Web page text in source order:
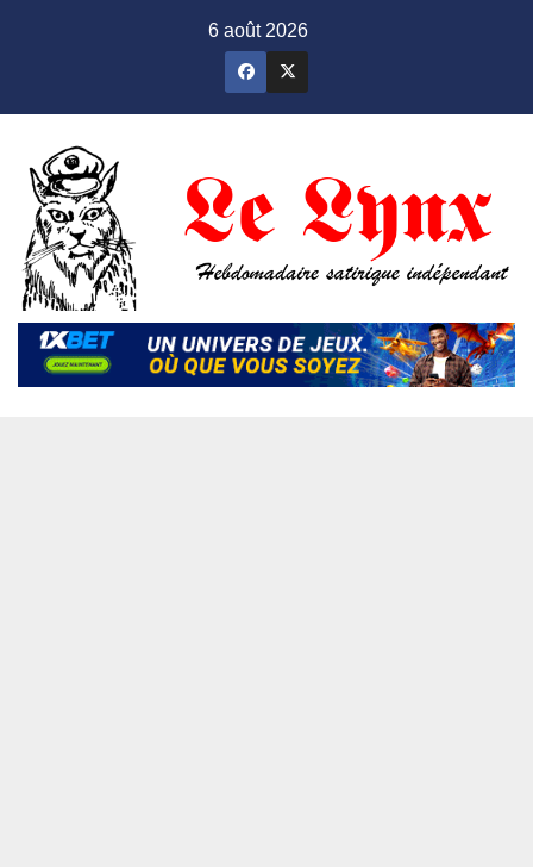
6 août 2026